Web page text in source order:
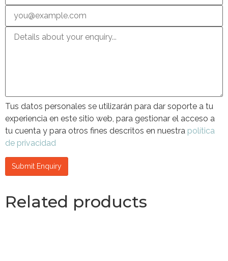
Tus datos personales se utilizarán para dar soporte a tu
experiencia en este sitio web, para gestionar el acceso a
tu cuenta y para otros fines descritos en nuestra política
de privacidad
Related products